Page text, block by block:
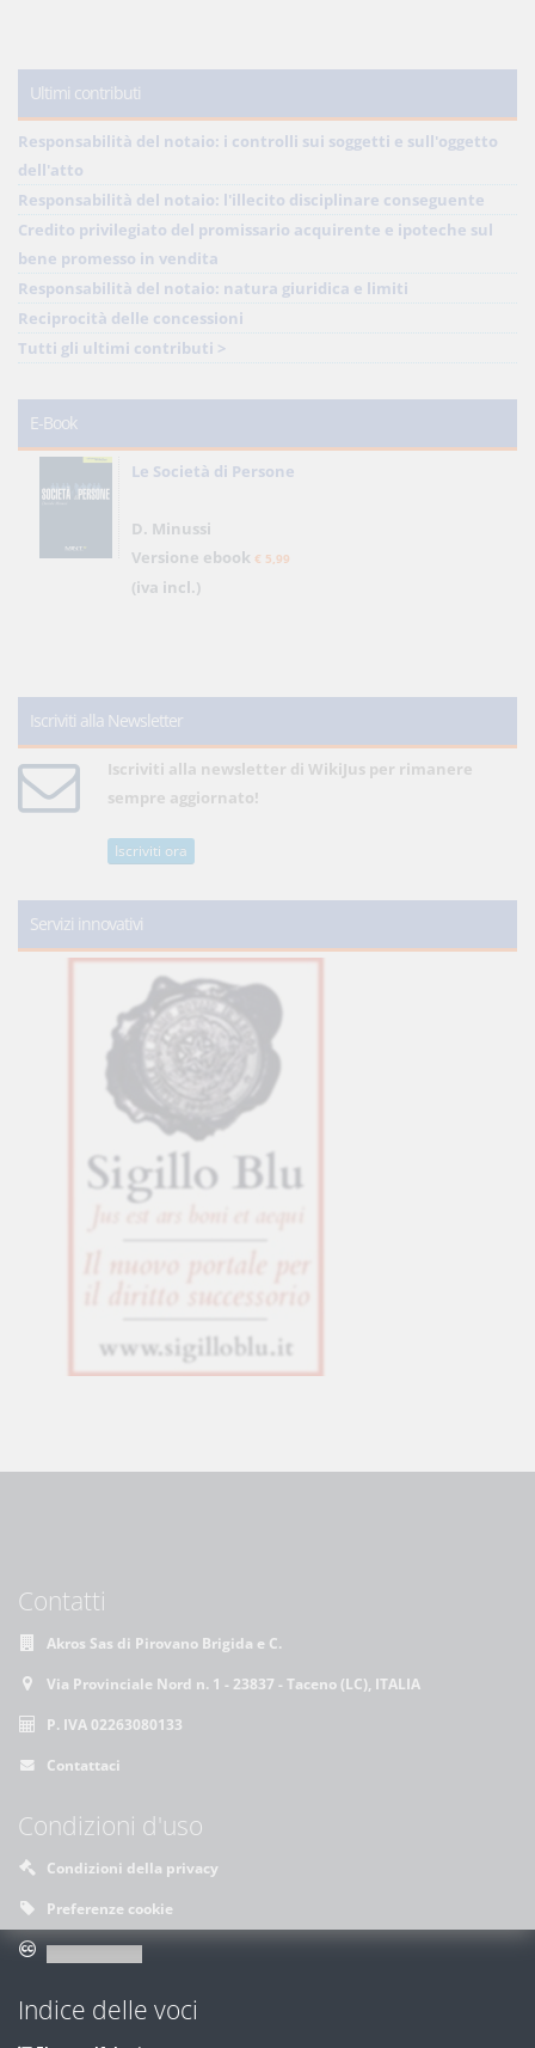
Ultimi contributi
Responsabilità del notaio: i controlli sui soggetti e sull'oggetto
dell'atto
Responsabilità del notaio: l'illecito disciplinare conseguente
Credito privilegiato del promissario acquirente e ipoteche sul
bene promesso in vendita
Responsabilità del notaio: natura giuridica e limiti
Reciprocità delle concessioni
Tutti gli ultimi contributi >
E-Book
Le Società di Persone
D. Minussi
Versione ebook € 5,99
(iva incl.)
Iscriviti alla Newsletter
Iscriviti alla newsletter di WikiJus per rimanere
sempre aggiornato!
Iscriviti ora
Servizi innovativi
Contatti
Akros Sas di Pirovano Brigida e C.
Via Provinciale Nord n. 1 - 23837 - Taceno (LC), ITALIA
P. IVA 02263080133
Contattaci
Condizioni d'uso
Condizioni della privacy
Preferenze cookie
Indice delle voci